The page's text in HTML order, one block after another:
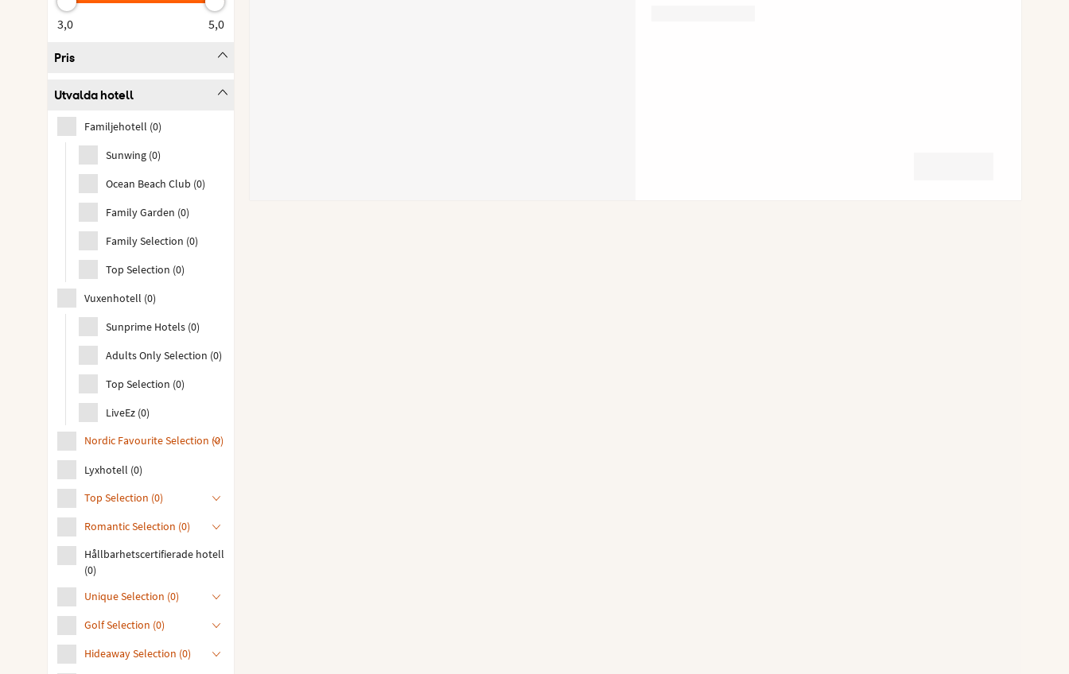
3,0 5,0
Pris
Utvalda hotell
Familjehotell (0)
Sunwing (0)
Ocean Beach Club (0)
Family Garden (0)
Family Selection (0)
Top Selection (0)
Vuxenhotell (0)
Sunprime Hotels (0)
Adults Only Selection (0)
Top Selection (0)
LiveEz (0)
Nordic Favourite Selection (0)
Lyxhotell (0)
Top Selection (0)
Romantic Selection (0)
Hållbarhetscertifierade hotell
(0)
Unique Selection (0)
Golf Selection (0)
Hideaway Selection (0)